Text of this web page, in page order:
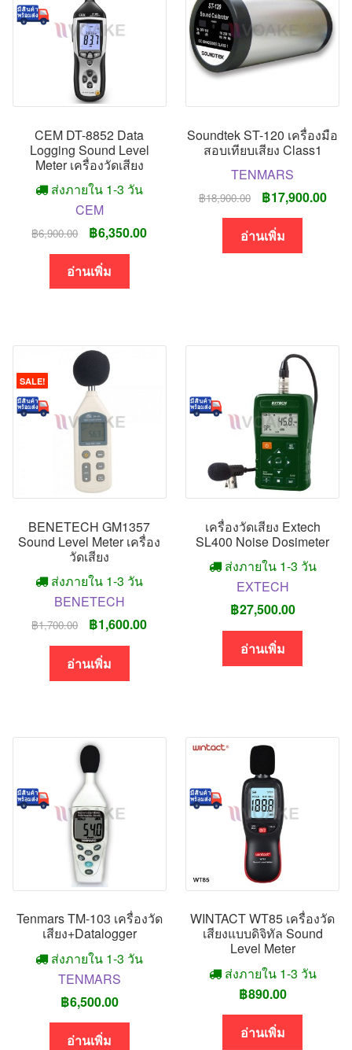
CEM DT-8852 Data
Logging Sound Level
Meter เครื่องวัดเสียง
ส่งภายใน 1-3 วัน
CEM
฿6,900.00
Original
price
was:
฿6,900.00.
฿6,350.00Current
อ่านเพิ่ม
Soundtek ST-120 เครื่องมือ
สอบเทียบเสียง Class1
TENMARS
฿18,900.00
Original
price
was:
฿18,900.00.
฿17,900.00
อ่านเพิ่ม
BENETECH GM1357
Sound Level Meter เครื่อง
วัดเสียง
ส่งภายใน 1-3 วัน
SALE!
BENETECH
฿1,700.00
Original
price
was:
฿1,700.00.
฿1,600.00Current
อ่านเพิ่ม
เครื่องวัดเสียง Extech
SL400 Noise Dosimeter
ส่งภายใน 1-3 วัน
EXTECH
฿27,500.00
อ่านเพิ่ม
Tenmars TM-103 เครื่องวัด
เสียง+Datalogger
ส่งภายใน 1-3 วัน
TENMARS
฿6,500.00
อ่านเพิ่ม
WINTACT WT85 เครื่องวัด
เสียงแบบดิจิทัล Sound
Level Meter
ส่งภายใน 1-3 วัน
฿890.00
อ่านเพิ่ม